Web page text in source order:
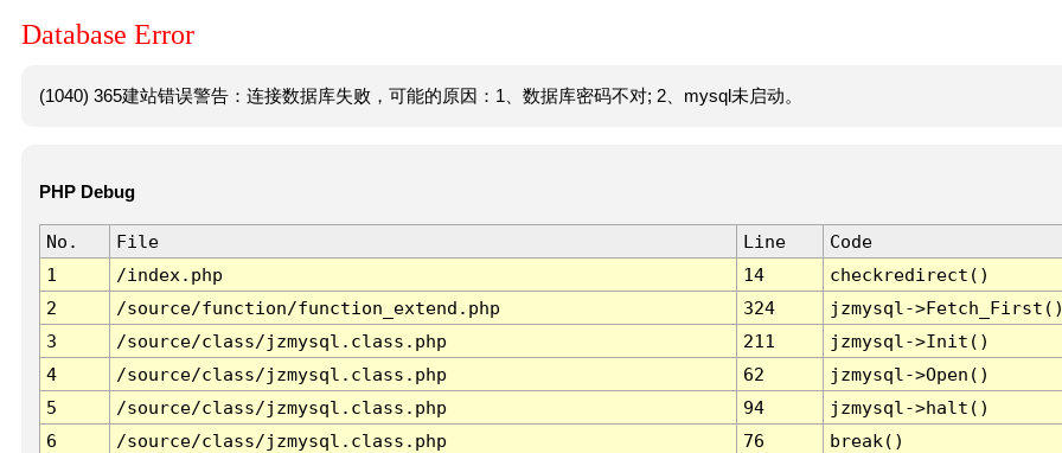
Database Error
(1040) 365建站错误警告：连接数据库失败，可能的原因：1、数据库密码不对; 2、mysql未启动。
PHP Debug
No. File Line
Code
1
/index.php 14
checkredirect()
2
/source/function/function_extend.php 324
jzmysql-
3
/source/class/jzmysql.class.php 211
jzmysql->Init()
4
/source/class/jzmysql.class.php 62
jzmysql->Open()
5
/source/class/jzmysql.class.php 94
jzmysql->halt()
6
/source/class/jzmysql.class.php 76 break()